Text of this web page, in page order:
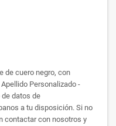
de cuero negro, con
Personalizado -
de datos de
a tu disposición. Si no
contactar con nosotros y